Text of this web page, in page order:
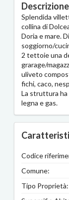
Descrizione
Splendida
collina di
Doria e mare.
soggiorno/
2 tettoie una
grarage/
uliveto
fichi, caco,
La struttura ha
legna e gas.
Codice
Comune:
Tipo Proprietà: